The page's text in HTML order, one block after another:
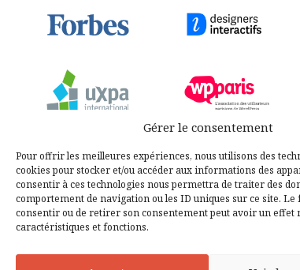
Gérer le consentement
Pour offrir les meilleures expériences, nous utilisons des
cookies pour stocker et/ou accéder aux informations des
consentir à ces technologies nous permettra de traiter des
comportement de navigation ou les ID uniques sur ce site. Le
consentir ou de retirer son consentement peut avoir un effet
caractéristiques et fonctions.
AGENCE CONSEIL